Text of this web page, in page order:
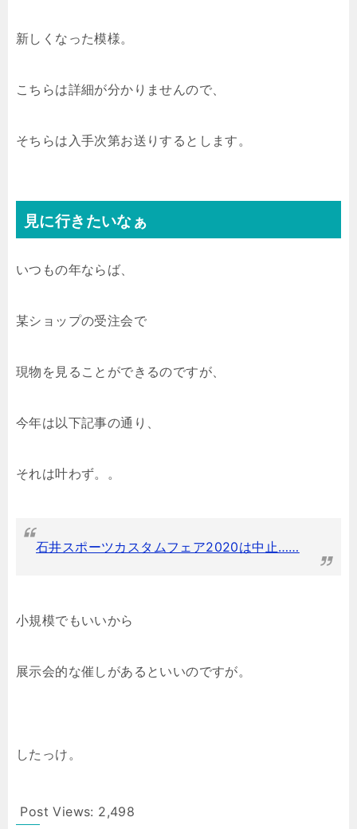
新しくなった模様。
こちらは詳細が分かりませんので、
そちらは入手次第お送りするとします。
見に行きたいなぁ
いつもの年ならば、
某ショップの受注会で
現物を見ることができるのですが、
今年は以下記事の通り、
それは叶わず。。
石井スポーツカスタムフェア2020は中止……
小規模でもいいから
展示会的な催しがあるといいのですが。
したっけ。
Post Views: 2,498